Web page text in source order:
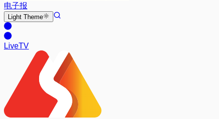
电子报
Light Theme
LiveTV